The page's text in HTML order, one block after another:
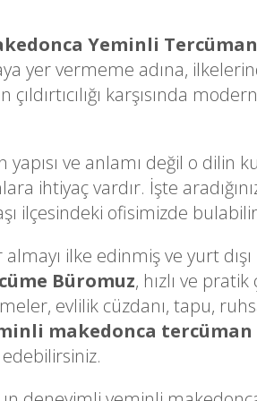
Yeminli Tercüman
yer vermeme adına,
karşısında
ve anlamı değil o dilin
ihtiyaç vardır. İşte
ilçesindeki ofisimizde
ilke edinmiş ve yurt
Büromuz, hızlı ve
evlilik cüzdanı, tapu,
makedonca tercüman